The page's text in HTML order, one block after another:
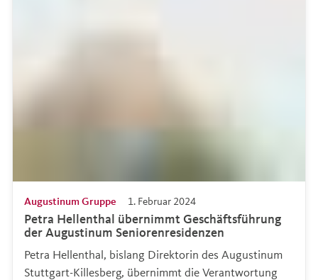
Petra Hellenthal übernimmt Geschäftsführung
der Augustinum Seniorenresidenzen
1. Februar 2024
Augustinum Gruppe
Petra Hellenthal, bislang Direktorin des Augustinum
Stuttgart-Killesberg, übernimmt die Verantwortung